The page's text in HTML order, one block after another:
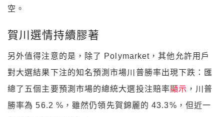
空。
賀川選情持續膠著
另外值得注意的是，除了 Polymarket，其他允許用戶
對大選結果下注的知名預測市場川普勝率出現下跌：匯
總了五個主要預測市場的總統大選投注賠率顯示 ，川普
勝率為 56.2 %，雖然仍領先賀錦麗的 43.3%，但近一